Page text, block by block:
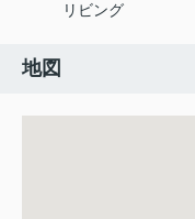
リビング
地図